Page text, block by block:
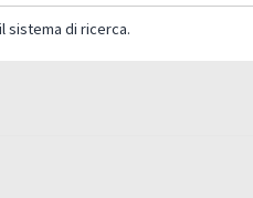
sistema di ricerca.